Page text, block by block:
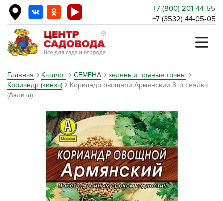
+7 (800) 201-44-55
+7 (3532) 44-05-05
Главная Каталог СЕМЕНА
зелень и пряные травы
Кориандр (кинза)
Кориандр овощной Армянский 3гр сеялка
(Аэлита)